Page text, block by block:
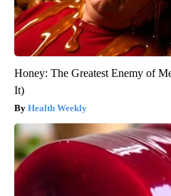
Honey: The Greatest Enemy of
It)
Health Weekly